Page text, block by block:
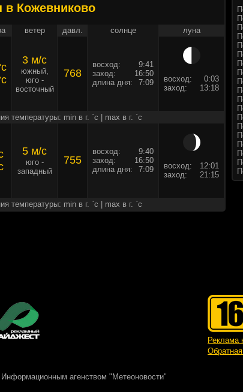
Кожевниково
ветер давл. солнце луна
3 м/c
южный,
юго -
восточный
768
восход:
9:41
заход:
16:50
длина дня:
7:09 восход:
0:03
заход:
13:18
температуры: min в г. `c | max в г. `c
5 м/c
юго -
западный
755
восход:
9:40
заход:
16:50
длина дня:
7:09 восход:
12:01
заход:
21:15
температуры: min в г. `c | max в г. `c
Реклама
Информационным агенством "Метеоновости"